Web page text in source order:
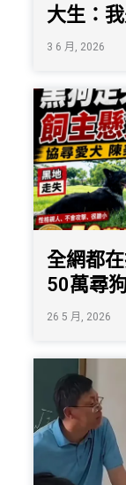
大生：
3 6 月, 2026
全網都
50萬尋
26 5 月, 2026